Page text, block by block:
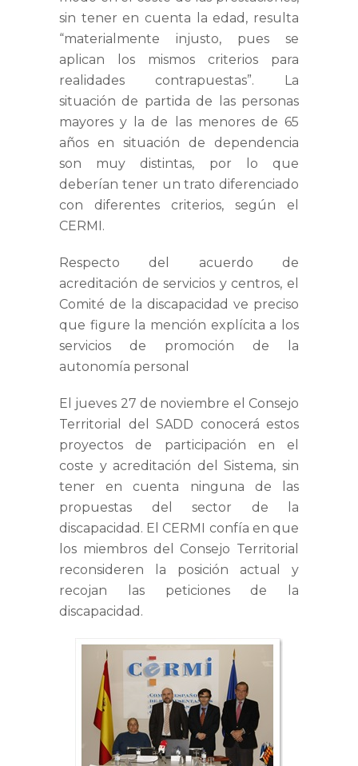
sin tener en cuenta la edad, resulta
“materialmente injusto, pues se
aplican los mismos criterios para
realidades contrapuestas”. La
situación de partida de las personas
mayores y la de las menores de 65
años en situación de dependencia
son muy distintas, por lo que
deberían tener un trato diferenciado
con diferentes criterios, según el
CERMI.
Respecto del acuerdo de
acreditación de servicios y centros, el
Comité de la discapacidad ve preciso
que figure la mención explícita a los
servicios de promoción de la
autonomía personal
El jueves 27 de noviembre el Consejo
Territorial del SADD conocerá estos
proyectos de participación en el
coste y acreditación del Sistema, sin
tener en cuenta ninguna de las
propuestas del sector de la
discapacidad. El CERMI confía en que
los miembros del Consejo Territorial
reconsideren la posición actual y
recojan las peticiones de la
discapacidad.